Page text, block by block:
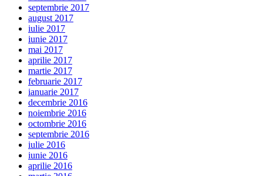
septembrie 2017
august 2017
iulie 2017
iunie 2017
mai 2017
aprilie 2017
martie 2017
februarie 2017
ianuarie 2017
decembrie 2016
noiembrie 2016
octombrie 2016
septembrie 2016
iulie 2016
iunie 2016
aprilie 2016